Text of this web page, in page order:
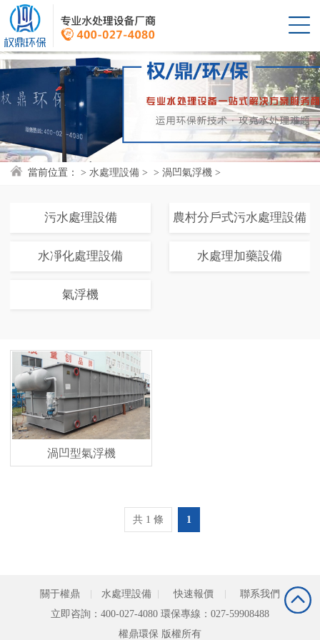
當前位置： > 水處理設備 > > 渦凹氣浮機 >
污水處理設備 農村分戶式污水處理設備
水凈化處理設備 水處理加藥設備
氣浮機
渦凹型氣浮機
共 1 條 1
關于權鼎 水處理設備 快速報價
聯系我們
立即咨詢：400-027-4080 環保專線：027-59908488
權鼎環保 版權所有